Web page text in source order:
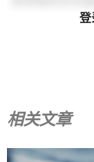
登
相关文章